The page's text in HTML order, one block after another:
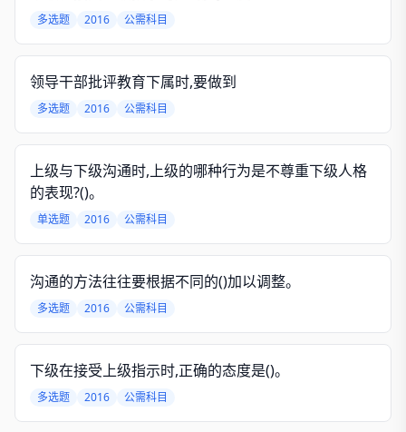
多选题 2016 公需科目
领导干部批评教育下属时,要做到
多选题 2016 公需科目
上级与下级沟通时,上级的哪种行为是不尊重下级人格
的表现?()。
单选题 2016 公需科目
沟通的方法往往要根据不同的()加以调整。
多选题 2016 公需科目
下级在接受上级指示时,正确的态度是()。
多选题 2016 公需科目